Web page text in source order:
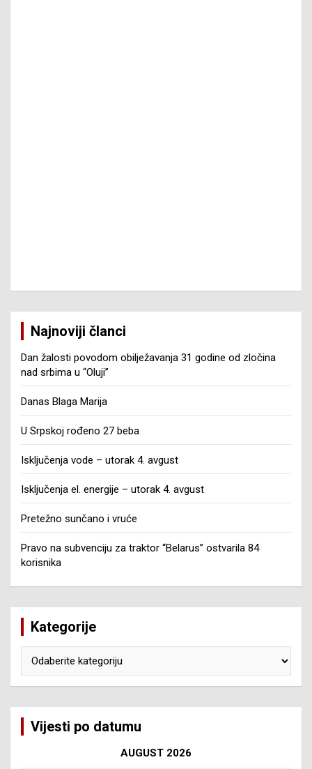
Najnoviji članci
Dan žalosti povodom obilježavanja 31 godine od zločina
nad srbima u “Oluji”
Danas Blaga Marija
U Srpskoj rođeno 27 beba
Isključenja vode – utorak 4. avgust
Isključenja el. energije – utorak 4. avgust
Pretežno sunčano i vruće
Pravo na subvenciju za traktor “Belarus” ostvarila 84
korisnika
Kategorije
Vijesti po datumu
AUGUST 2026